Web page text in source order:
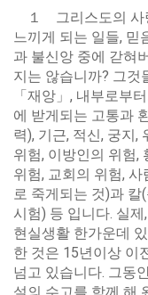
１ 그리스도의 사
느끼게 되는 일들, 믿
과 불신앙 중에 갇혀
지는 않습니까? 그것
「재앙」, 내부로부
에 받게되는 고통과
력), 기근, 적신, 궁지,
위험, 이방인의 위험,
위험, 교회의 위험,
로 죽게되는 것)과 칼
시험) 등 입니다. 실
현실생활 한가운데
한 것은 15년이상 이
넘고 있습니다. 그동